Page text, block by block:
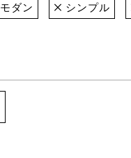
モダン シンプル